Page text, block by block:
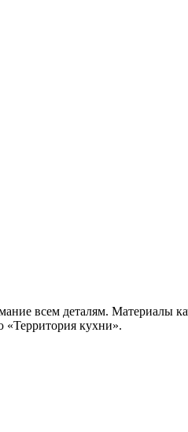
всем деталям. Материалы
кухни».